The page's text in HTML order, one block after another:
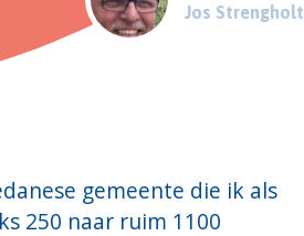
Jos Strengholt
gemeente die ik als
250 naar ruim 1100